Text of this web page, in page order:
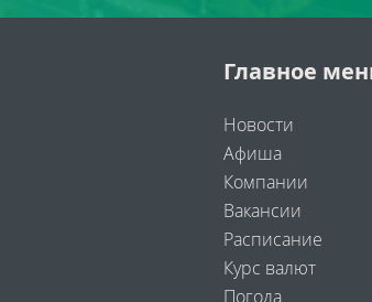
Главное
Новости
Афиша
Компании
Вакансии
Расписание
Курс валют
Погода